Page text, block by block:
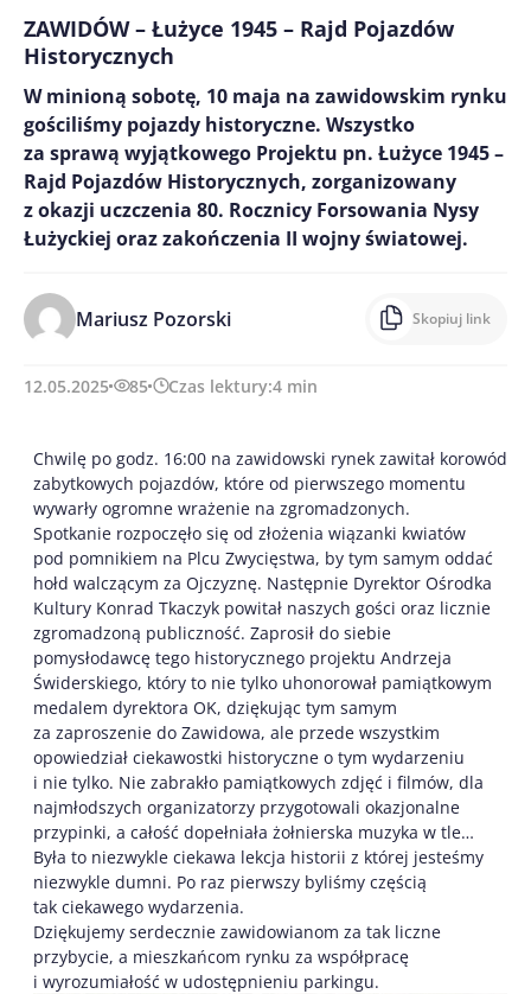
ZAWIDÓW – Łużyce 1945 – Rajd Pojazdów
Historycznych
W minioną sobotę, 10 maja na zawidowskim rynku
gościliśmy pojazdy historyczne. Wszystko
za sprawą wyjątkowego Projektu pn. Łużyce 1945 –
Rajd Pojazdów Historycznych, zorganizowany
z okazji uczczenia 80. Rocznicy Forsowania Nysy
Łużyckiej oraz zakończenia II wojny światowej.
Mariusz Pozorski Skopiuj link
12.05.2025 85 Czas lektury:4 min
Chwilę po godz. 16:00 na zawidowski rynek zawitał korowód
zabytkowych pojazdów, które od pierwszego momentu
wywarły ogromne wrażenie na zgromadzonych.
Spotkanie rozpoczęło się od złożenia wiązanki kwiatów
pod pomnikiem na Plcu Zwycięstwa, by tym samym oddać
hołd walczącym za Ojczyznę. Następnie Dyrektor Ośrodka
Kultury Konrad Tkaczyk powitał naszych gości oraz licznie
zgromadzoną publiczność. Zaprosił do siebie
pomysłodawcę tego historycznego projektu Andrzeja
Świderskiego, który to nie tylko uhonorował pamiątkowym
medalem dyrektora OK, dziękując tym samym
za zaproszenie do Zawidowa, ale przede wszystkim
opowiedział ciekawostki historyczne o tym wydarzeniu
i nie tylko. Nie zabrakło pamiątkowych zdjęć i filmów, dla
najmłodszych organizatorzy przygotowali okazjonalne
przypinki, a całość dopełniała żołnierska muzyka w tle…
Była to niezwykle ciekawa lekcja historii z której jesteśmy
niezwykle dumni. Po raz pierwszy byliśmy częścią
tak ciekawego wydarzenia.
Dziękujemy serdecznie zawidowianom za tak liczne
przybycie, a mieszkańcom rynku za współpracę
i wyrozumiałość w udostępnieniu parkingu.